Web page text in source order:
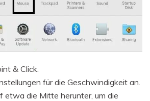
& Click.
für die Geschwindigkeit an.
etwa die Mitte herunter, um die